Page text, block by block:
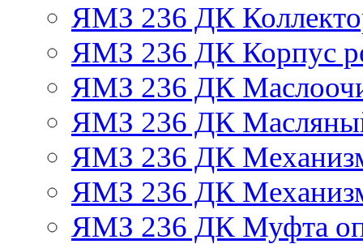
ЯМЗ 236 ДК
ЯМЗ 236 ДК Корпус
ЯМЗ 236 ДК
ЯМЗ 236 ДК
ЯМЗ 236 ДК
ЯМЗ 236 ДК
ЯМЗ 236 ДК Муфта